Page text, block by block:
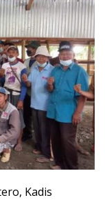
Kadis